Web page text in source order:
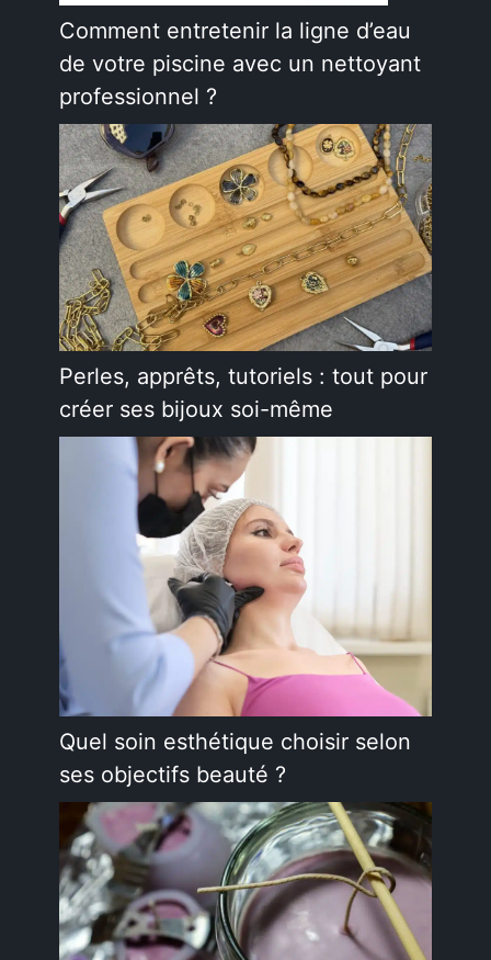
Comment entretenir la ligne d’eau
de votre piscine avec un nettoyant
professionnel ?
Perles, apprêts, tutoriels : tout pour
créer ses bijoux soi-même
Quel soin esthétique choisir selon
ses objectifs beauté ?